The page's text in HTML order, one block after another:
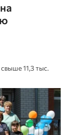
11,3 тыс.